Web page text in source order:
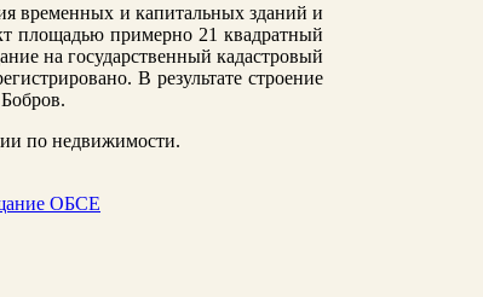
временных и капитальных зданий и
площадью примерно 21 квадратный
на государственный кадастровый
В результате строение
по недвижимости.
ОБСЕ